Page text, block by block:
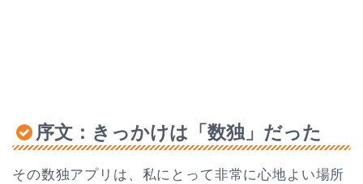
序文：きっかけは「数独」だった
その数独アプリは、私にとって非常に心地よい場所